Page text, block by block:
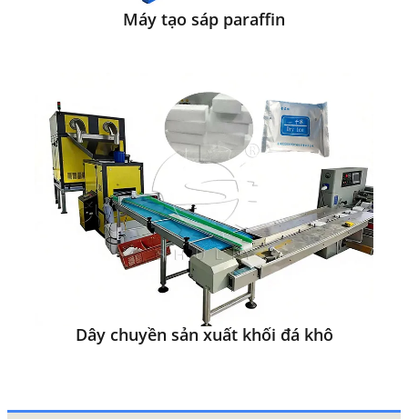
Máy tạo sáp paraffin
Dây chuyền sản xuất khối đá khô